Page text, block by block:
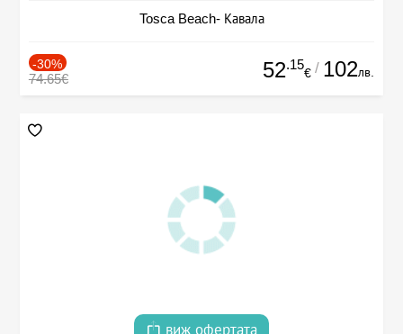
Tosca Beach- Кавала
-30%
74.65€ 52.15
€ / 102лв.
виж офертата